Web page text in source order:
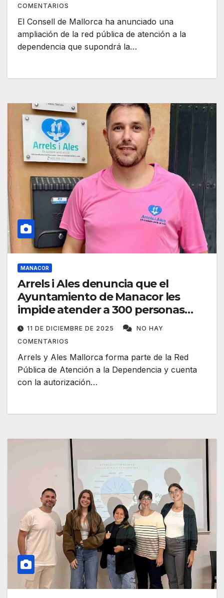
COMENTARIOS
El Consell de Mallorca ha anunciado una
ampliación de la red pública de atención a la
dependencia que supondrá la…
MANACOR
Arrels i Ales denuncia que el
Ayuntamiento de Manacor les
impide atender a 300 personas
vulnerables
11 DE DICIEMBRE DE 2025
NO HAY
COMENTARIOS
Arrels y Ales Mallorca forma parte de la Red
Pública de Atención a la Dependencia y cuenta
con la autorización…